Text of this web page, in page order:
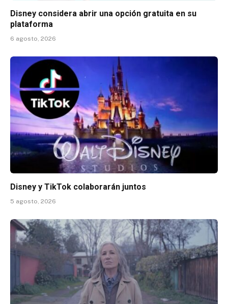
Disney considera abrir una opción gratuita en su
plataforma
6 agosto, 2026
Disney y TikTok colaborarán juntos
5 agosto, 2026